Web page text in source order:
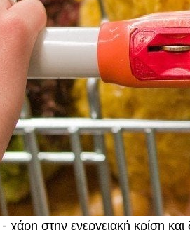
στην ενεργειακή κρίση